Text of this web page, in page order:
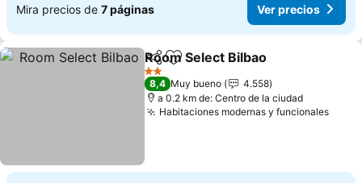
Mira precios de 7 páginas Ver precios
CompartirAgregar a favoritos
Room Select Bilbao
2 Estrellas
8,4 Muy bueno
4.558
a 0.2 km de: Centro de la ciudad
Habitaciones modernas y funcionalesVer